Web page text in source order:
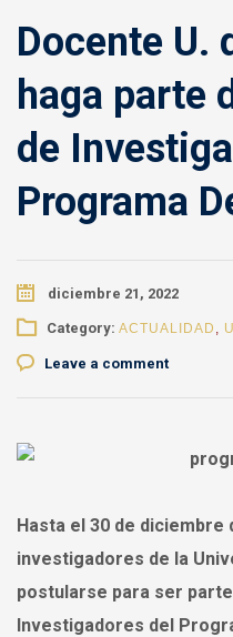
Docente U.
haga parte
de
Programa
diciembre 21, 2022
Category: ACTUALIDAD ,
Leave a comment
Hasta el 30 de
investigadores de la
postularse para ser
Investigadores del